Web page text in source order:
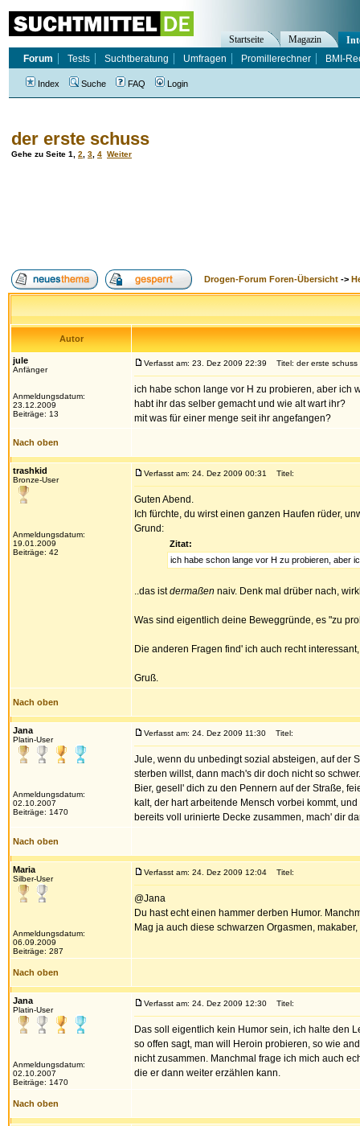
der erste schuss
Gehe zu Seite 1 2 3 4 Weiter
Drogen-Forum Foren-Übersicht ->
Autor
jule
Anfänger
Anmeldungsdatum:
23.12.2009
Beiträge: 13
Verfasst am: 23. Dez 2009 22:39 Titel: der erste schuss
ich habe schon lange vor H zu probieren, aber ich
habt ihr das selber gemacht und wie alt wart ihr?
mit was für einer menge seit ihr angefangen?
Nach oben
trashkid
Bronze-User
Anmeldungsdatum:
19.01.2009
Beiträge: 42
Verfasst am: 24. Dez 2009 00:31 Titel:
Guten Abend.
Ich fürchte, du wirst einen ganzen Haufen rüder,
Grund:
Zitat:
ich habe schon lange vor H zu probieren, aber
..das istdermaßen naiv. Denk mal drüber nach,
Was sind eigentlich deine Beweggründe, es "zu
Die anderen Fragen find' ich auch recht
Gruß.
Nach oben
Jana
Platin-User
Anmeldungsdatum:
02.10.2007
Beiträge: 1470
Verfasst am: 24. Dez 2009 11:30 Titel:
Jule, wenn du unbedingt sozial absteigen, auf der
sterben willst, dann mach's dir doch nicht so
Bier, gesell' dich zu den Pennern auf der Straße,
kalt, der hart arbeitende Mensch vorbei kommt,
bereits voll urinierte Decke zusammen, mach' dir
Nach oben
Maria
Silber-User
Anmeldungsdatum:
06.09.2009
Beiträge: 287
Verfasst am: 24. Dez 2009 12:04 Titel:
@Jana
Du hast echt einen hammer derben Humor.
Mag ja auch diese schwarzen Orgasmen,
Nach oben
Jana
Platin-User
Anmeldungsdatum:
02.10.2007
Beiträge: 1470
Verfasst am: 24. Dez 2009 12:30 Titel:
Das soll eigentlich kein Humor sein, ich halte den
so offen sagt, man will Heroin probieren, so wie
nicht zusammen. Manchmal frage ich mich auch
die er dann weiter erzählen kann.
Nach oben
Startseite Magazin
Forum
Tests Suchtberatung Umfragen Promillerechner BMI-
Index Suche FAQ Login